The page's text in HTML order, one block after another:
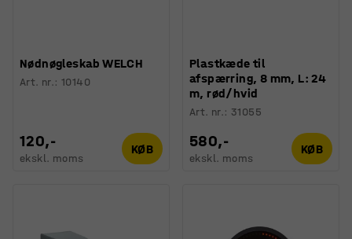
Nødnøgleskab WELCH
Art. nr.:10140
120,-
ekskl. moms
KØB
Plastkæde til
afspærring, 8 mm, L: 24
m, rød/hvid
Art. nr.: 31055
580,-
ekskl. moms
KØB